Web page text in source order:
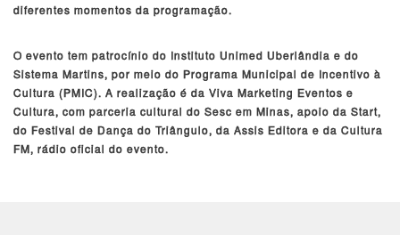
diferentes momentos da programação.
O evento tem patrocínio do Instituto Unimed Uberlândia e do
Sistema Martins, por meio do Programa Municipal de Incentivo à
Cultura (PMIC). A realização é da Viva Marketing Eventos e
Cultura, com parceria cultural do Sesc em Minas, apoio da Start,
do Festival de Dança do Triângulo, da Assis Editora e da Cultura
FM, rádio oficial do evento.